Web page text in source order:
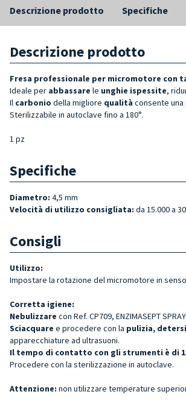
Descrizione prodotto Specifiche
Descrizione prodotto
Fresa professionale per micromotore con
Ideale per abbassare le unghie ispessite,
Il carbonio della migliore qualità consente
Sterilizzabile in autoclave fino a 180°.
1 pz
Specifiche
Diametro: 4,5 mm
Velocità di utilizzo consigliata: da 15.000 a
Consigli
Utilizzo:
Impostare la rotazione del micromotore in
Corretta igiene:
Nebulizzare con Ref. CP709, ENZIMASEPT
Sciacquare e procedere con la pulizia,
apparecchiature ad ultrasuoni.
Il tempo di contatto con gli strumenti è di
Procedere con la sterilizzazione in autoclave.
Attenzione: non utilizzare temperature